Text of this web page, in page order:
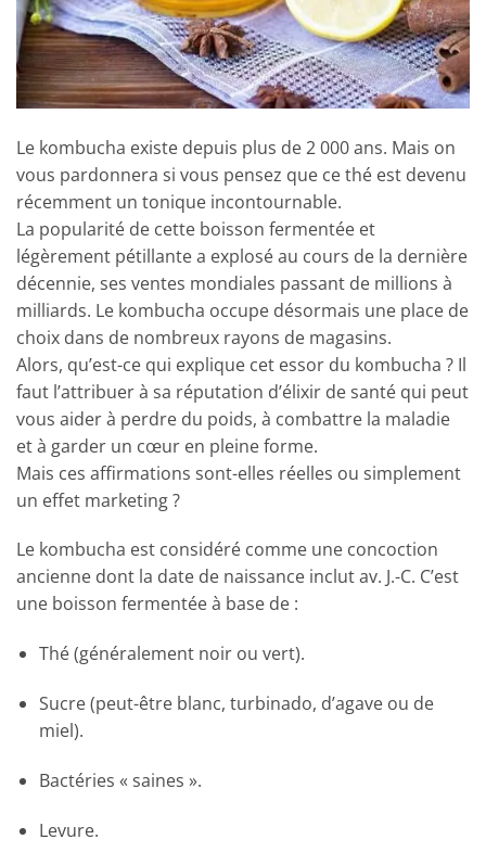
Le kombucha existe depuis plus de 2 000 ans. Mais on
vous pardonnera si vous pensez que ce thé est devenu
récemment un tonique incontournable.
La popularité de cette boisson fermentée et
légèrement pétillante a explosé au cours de la dernière
décennie, ses ventes mondiales passant de millions à
milliards. Le kombucha occupe désormais une place de
choix dans de nombreux rayons de magasins.
Alors, qu’est-ce qui explique cet essor du kombucha ? Il
faut l’attribuer à sa réputation d’élixir de santé qui peut
vous aider à perdre du poids, à combattre la maladie
et à garder un cœur en pleine forme.
Mais ces affirmations sont-elles réelles ou simplement
un effet marketing ?
Le kombucha est considéré comme une concoction
ancienne dont la date de naissance inclut av. J.-C. C’est
une boisson fermentée à base de :
Thé (généralement noir ou vert).
Sucre (peut-être blanc, turbinado, d’agave ou de
miel).
Bactéries « saines ».
Levure.